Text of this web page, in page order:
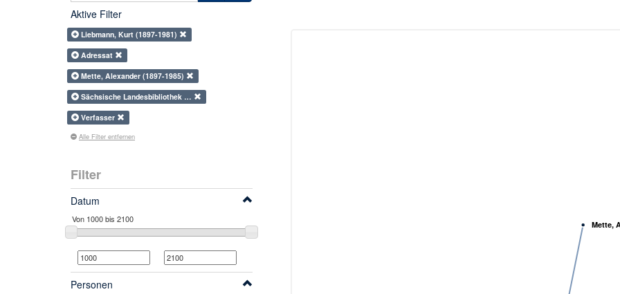
Aktive Filter
Liebmann, Kurt (1897-1981)
Adressat
Mette, Alexander (1897-1985)
Sächsische Landesbibliothek …
Verfasser
Alle Filter entfernen
Filter
Datum
Personen
Mette,